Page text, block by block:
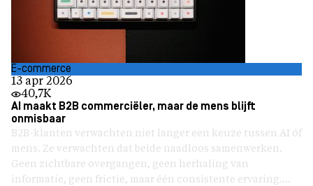
E-commerce
13 apr 2026
40,7K
AI maakt B2B commerciëler, maar de mens blijft
onmisbaar
B2B-klanten verwachten niet langer een keuze tussen AI óf
mens. Ze verwachten dat beide naadloos samenwerken.
Geen zichtbare overgangen, geen herhaling van
informatie, geen frictie, maar één consistente ervaring....